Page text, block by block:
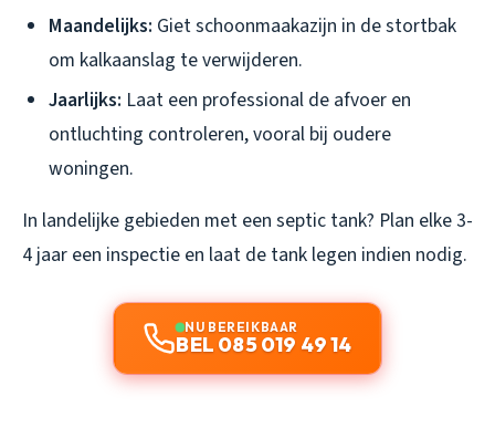
Maandelijks: Giet schoonmaakazijn in de stortbak
om kalkaanslag te verwijderen.
Jaarlijks: Laat een professional de afvoer en
ontluchting controleren, vooral bij oudere
woningen.
In landelijke gebieden met een septic tank? Plan elke 3-
4 jaar een inspectie en laat de tank legen indien nodig.
NU BEREIKBAAR
BEL 085 019 49 14